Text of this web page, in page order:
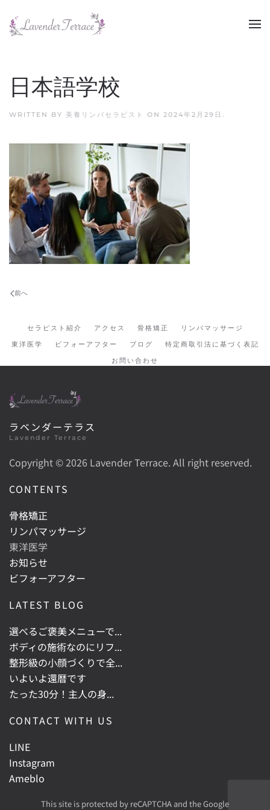
Skip to main content
日本語学校
WRITTEN BY 美養リンパセラピスト ON 2024年2月29日 .
前へ
セラピスト紹介 アクセス 骨格矯正
リンパマッサージ
東洋医学
ビフォーアフター ブログ
特定商取引法に基づく表記
お問い合わせ
ラベンダーテラス
Lavender Terrace
Copyright ©2026 Lavender Terrace. All right reserved.
CONTENTS
骨格矯正
リンパマッサージ
東洋医学
お知らせ
ビフォーアフター
LATEST BLOG
選べるご褒美メニューで...
ボディの施術なのにリフ...
整形級の小顔づくりで全...
いよいよ還暦です
たった30分！主人の身...
CONTACT WITH US
LINE
Instagram
Ameblo
This site is protected by reCAPTCHA and the Google